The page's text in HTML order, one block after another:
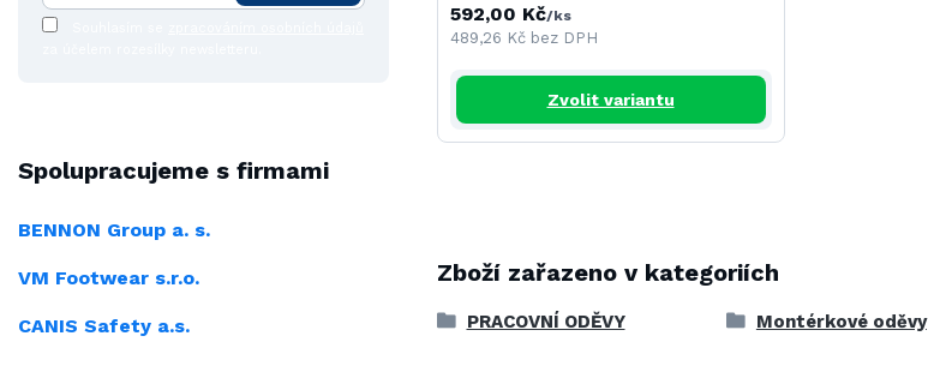
Spolupracujeme s firmami
BENNON Group a. s.
VM Footwear s.r.o.
CANIS Safety a.s.
592,00 Kč/ks
489,26 Kč bez DPH
Zvolit variantu
Zboží zařazeno v kategoriích
PRACOVNÍ ODĚVY Montérkové oděvy